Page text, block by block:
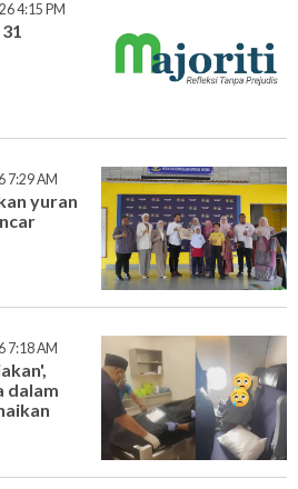
4:15 PM
7:29 AM
yuran
7:18 AM
dalam